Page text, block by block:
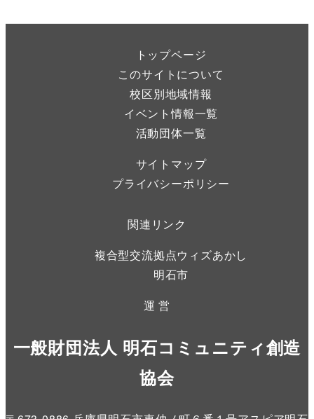
トップページ
このサイトについて
校区別地域情報
イベント情報一覧
活動団体一覧
サイトマップ
プライバシーポリシー
関連リンク
複合型交流拠点ウィズあかし
明石市
運 営
一般財団法人 明石コミュニティ創造
協会